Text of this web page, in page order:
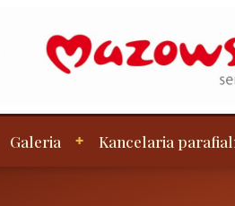
Galeria Kancelaria